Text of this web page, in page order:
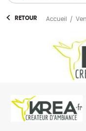
RETOUR Accueil